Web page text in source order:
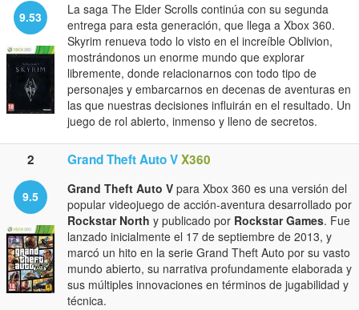
9.53
La saga The Elder Scrolls continúa con su segunda
entrega para esta generación, que llega a Xbox 360.
Skyrim renueva todo lo visto en el increíble Oblivion,
mostrándonos un enorme mundo que explorar
libremente, donde relacionarnos con todo tipo de
personajes y embarcarnos en decenas de aventuras en
las que nuestras decisiones influirán en el resultado. Un
juego de rol abierto, inmenso y lleno de secretos.
2 Grand Theft Auto VX360
9.5 Grand Theft Auto V para Xbox 360 es una versión del
popular videojuego de acción-aventura desarrollado por
Rockstar North y publicado por Rockstar Games. Fue
lanzado inicialmente el 17 de septiembre de 2013, y
marcó un hito en la serie Grand Theft Auto por su vasto
mundo abierto, su narrativa profundamente elaborada y
sus múltiples innovaciones en términos de jugabilidad y
técnica.